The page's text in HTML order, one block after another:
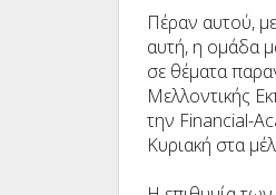
Πέραν αυτού,
αυτή, η ομάδα
σε θέματα
Μελλοντικής
την Financial-
Κυριακή στα